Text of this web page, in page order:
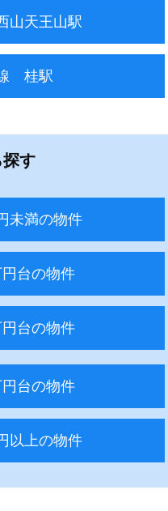
山天王山駅
桂駅
す
未満の物件
台の物件
台の物件
台の物件
以上の物件